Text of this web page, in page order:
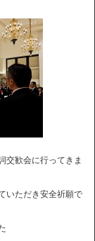
交歓会に行ってきま
いただき安全祈願で